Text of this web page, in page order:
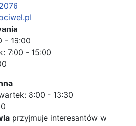
- 16:00
7:00 - 15:00
8:00 - 13:30
przyjmuje interesantów w